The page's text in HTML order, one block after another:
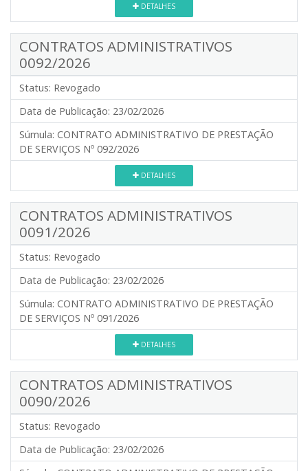
DETALHES
CONTRATOS ADMINISTRATIVOS
0092/2026
Status: Revogado
Data de Publicação: 23/02/2026
Súmula: CONTRATO ADMINISTRATIVO DE PRESTAÇÃO
DE SERVIÇOS Nº 092/2026
DETALHES
CONTRATOS ADMINISTRATIVOS
0091/2026
Status: Revogado
Data de Publicação: 23/02/2026
Súmula: CONTRATO ADMINISTRATIVO DE PRESTAÇÃO
DE SERVIÇOS Nº 091/2026
DETALHES
CONTRATOS ADMINISTRATIVOS
0090/2026
Status: Revogado
Data de Publicação: 23/02/2026